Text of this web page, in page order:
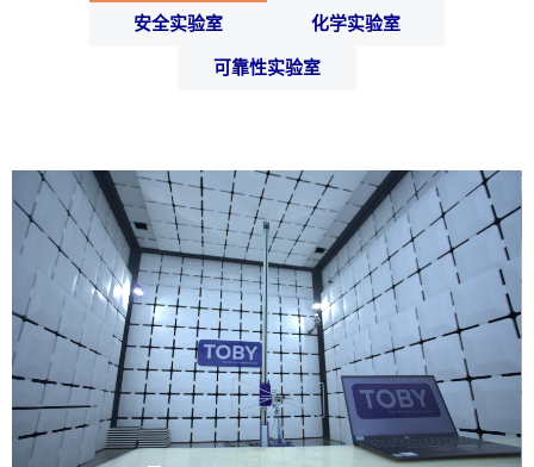
安全实验室 化学实验室
可靠性实验室